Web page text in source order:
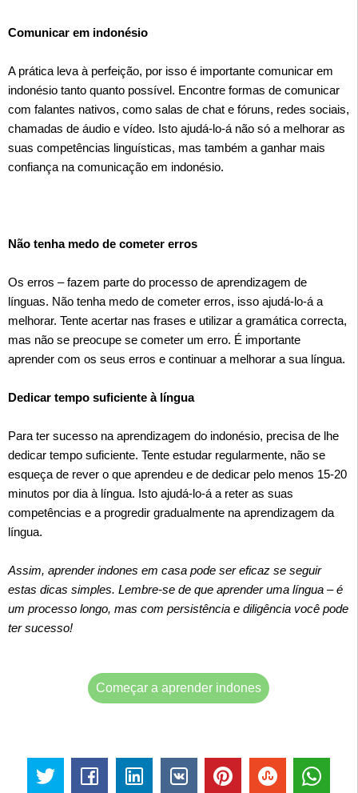
Comunicar em indonésio
A prática leva à perfeição, por isso é importante comunicar em
indonésio tanto quanto possível. Encontre formas de comunicar
com falantes nativos, como salas de chat e fóruns, redes sociais,
chamadas de áudio e vídeo. Isto ajudá-lo-á não só a melhorar as
suas competências linguísticas, mas também a ganhar mais
confiança na comunicação em indonésio.
Não tenha medo de cometer erros
Os erros – fazem parte do processo de aprendizagem de
línguas. Não tenha medo de cometer erros, isso ajudá-lo-á a
melhorar. Tente acertar nas frases e utilizar a gramática correcta,
mas não se preocupe se cometer um erro. É importante
aprender com os seus erros e continuar a melhorar a sua língua.
Dedicar tempo suficiente à língua
Para ter sucesso na aprendizagem do indonésio, precisa de lhe
dedicar tempo suficiente. Tente estudar regularmente, não se
esqueça de rever o que aprendeu e de dedicar pelo menos 15-20
minutos por dia à língua. Isto ajudá-lo-á a reter as suas
competências e a progredir gradualmente na aprendizagem da
língua.
Assim, aprender indones em casa pode ser eficaz se seguir
estas dicas simples. Lembre-se de que aprender uma língua – é
um processo longo, mas com persistência e diligência você pode
ter sucesso!
Começar a aprender indones